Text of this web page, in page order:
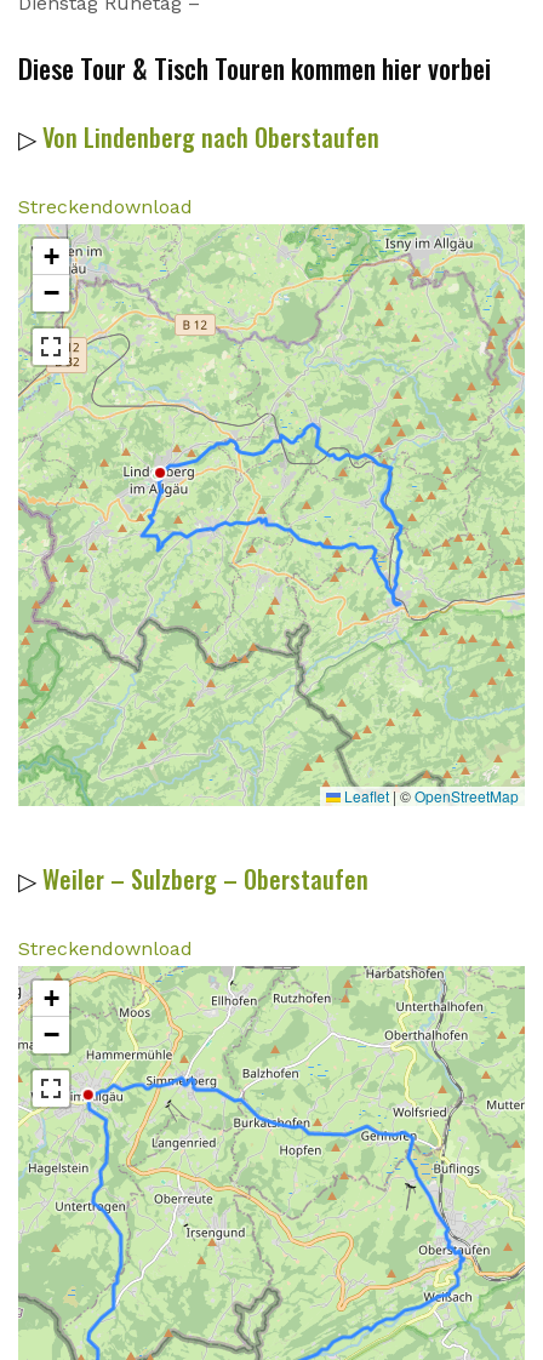
Diese Tour & Tisch Touren kommen hier vorbei
▷Von Lindenberg nach Oberstaufen
Streckendownload
+
−
Leaflet | ©OpenStreetMap
▷Weiler – Sulzberg – Oberstaufen
Streckendownload
+
−